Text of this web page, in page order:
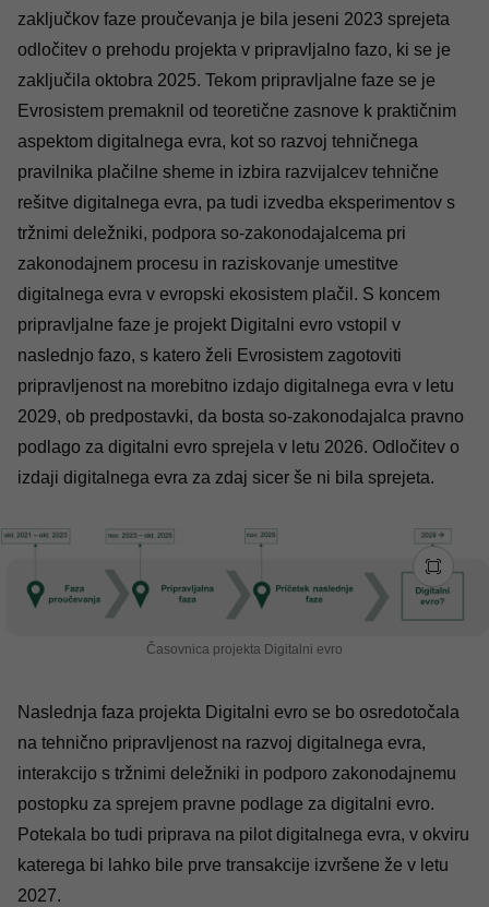
zaključkov faze proučevanja je bila jeseni 2023 sprejeta
odločitev o prehodu projekta v pripravljalno fazo, ki se je
zaključila oktobra 2025. Tekom pripravljalne faze se je
Evrosistem premaknil od teoretične zasnove k praktičnim
aspektom digitalnega evra, kot so razvoj tehničnega
pravilnika plačilne sheme in izbira razvijalcev tehnične
rešitve digitalnega evra, pa tudi izvedba eksperimentov s
tržnimi deležniki, podpora so-zakonodajalcema pri
zakonodajnem procesu in raziskovanje umestitve
digitalnega evra v evropski ekosistem plačil. S koncem
pripravljalne faze je projekt Digitalni evro vstopil v
naslednjo fazo, s katero želi Evrosistem zagotoviti
pripravljenost na morebitno izdajo digitalnega evra v letu
2029, ob predpostavki, da bosta so-zakonodajalca pravno
podlago za digitalni evro sprejela v letu 2026. Odločitev o
izdaji digitalnega evra za zdaj sicer še ni bila sprejeta.
Časovnica projekta Digitalni evro
Naslednja faza projekta Digitalni evro se bo osredotočala
na tehnično pripravljenost na razvoj digitalnega evra,
interakcijo s tržnimi deležniki in podporo zakonodajnemu
postopku za sprejem pravne podlage za digitalni evro.
Potekala bo tudi priprava na pilot digitalnega evra, v okviru
katerega bi lahko bile prve transakcije izvršene že v letu
2027.